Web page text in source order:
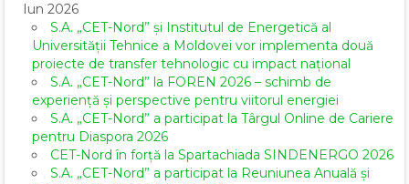
Iun 2026
S.A. „CET-Nord” și Institutul de Energetică al
Universității Tehnice a Moldovei vor implementa două
proiecte de transfer tehnologic cu impact național
S.A. „CET-Nord” la FOREN 2026 – schimb de
experiență și perspective pentru viitorul energiei
S.A. „CET-Nord” a participat la Târgul Online de Cariere
pentru Diaspora 2026
CET-Nord în forță la Spartachiada SINDENERGO 2026
S.A. „CET-Nord” a participat la Reuniunea Anuală și